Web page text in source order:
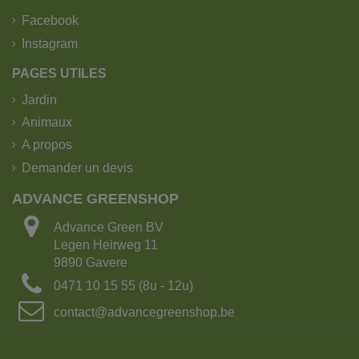
Cela nécessite un espace suffisant pour faire marche
arrière et déposer les déchets.
Compte tenu du poids du camion, nous ne
pavée.
Il faut également tenir compte des câbles et des
Le passage doit être d'au moins 3,50 mètres et le
camion doit pouvoir faire demi-tour.
En cas de doute, n'hésitez pas à nous envoyer des
Quel est l'espace disponible pour une
livraison en vrac ?
Facebook
Instagram
PAGES UTILES
Jardin
Animaux
A propos
Demander un devis
ADVANCE GREENSHOP
Advance Green BV
Legen Heirweg 11
9890 Gavere
0471 10 15 55 (8u - 12u)
contact@advancegreenshop.be